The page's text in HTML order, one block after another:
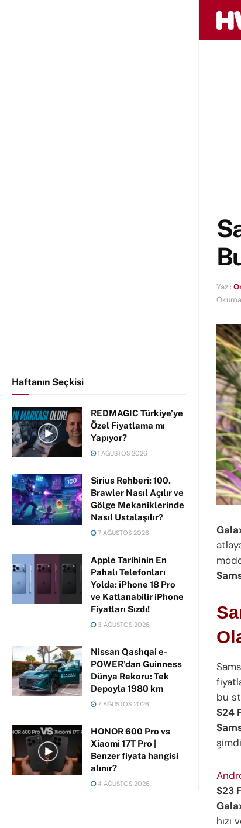
Haftanın Seçkisi
REDMAGIC Türkiye’ye
Özel Fiyatlama mı
Yapıyor?
1 AĞUSTOS 2026
Sirius Rehberi: 100.
Brawler Nasıl Açılır ve
Gölge Mekaniklerinde
Nasıl Ustalaşılır?
7 AĞUSTOS 2026
Apple Tarihinin En
Pahalı Telefonları
Yolda: iPhone 18 Pro
ve Katlanabilir iPhone
Fiyatları Sızdı!
3 AĞUSTOS 2026
Nissan Qashqai e-
POWER’dan Guinness
Dünya Rekoru: Tek
Depoyla 1980 km
7 AĞUSTOS 2026
HONOR 600 Pro vs
Xiaomi 17T Pro |
Benzer fiyata hangisi
alınır?
4 AĞUSTOS 2026
Yazı:
bu
S24
S23